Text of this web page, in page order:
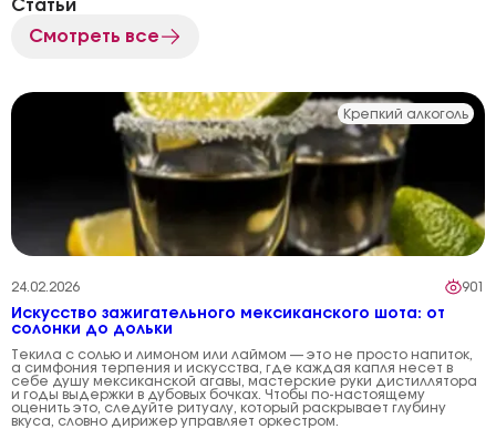
Статьи
Смотреть все
Крепкий алкоголь
24.02.2026 901
Искусство зажигательного мексиканского шота: от
солонки до дольки
Текила с солью и лимоном или лаймом — это не просто напиток,
а симфония терпения и искусства, где каждая капля несет в
себе душу мексиканской агавы, мастерские руки дистиллятора
и годы выдержки в дубовых бочках. Чтобы по-настоящему
оценить это, следуйте ритуалу, который раскрывает глубину
вкуса, словно дирижер управляет оркестром.